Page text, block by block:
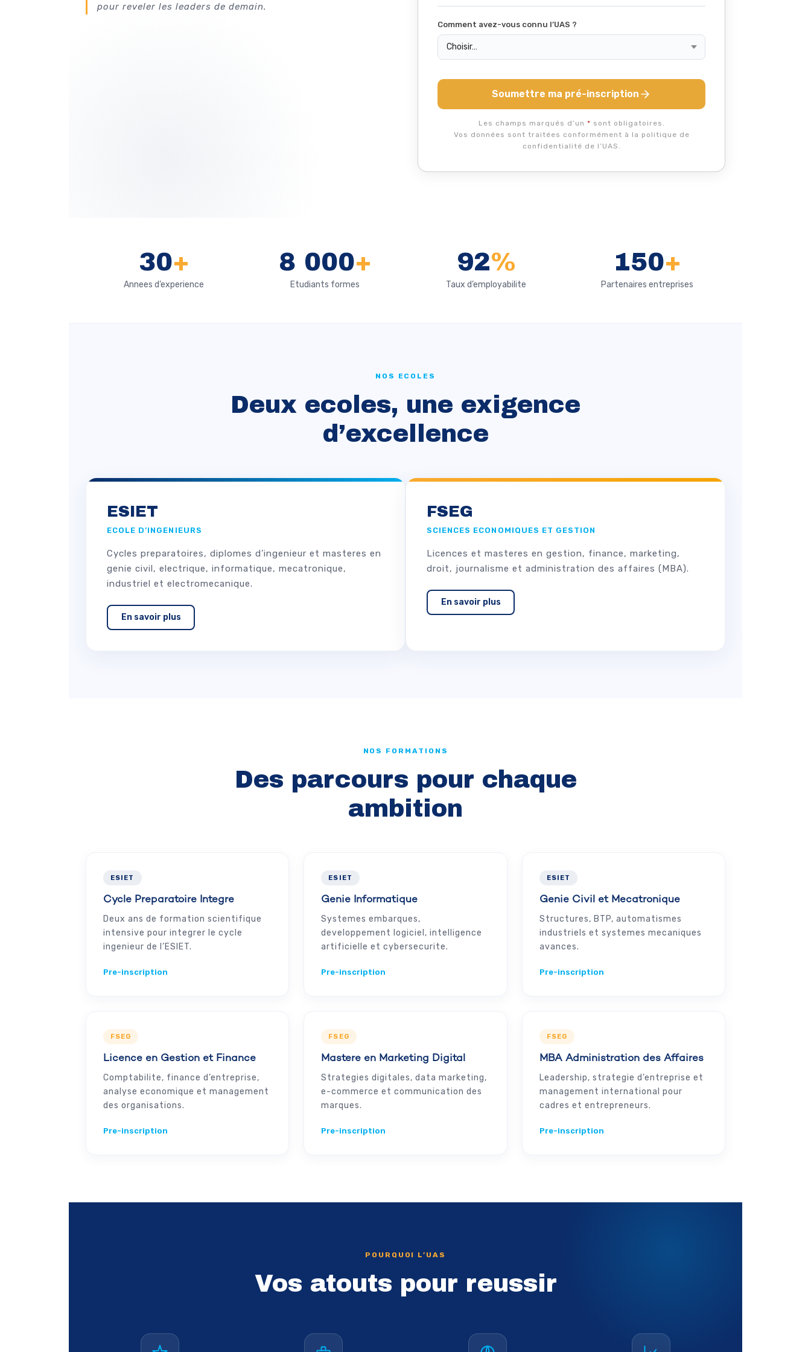
pour reveler les leaders de demain.
Comment avez-vous connu l’UAS ?
Soumettre ma pré-inscription
Les champs marqués d’un * sont obligatoires.
Vos données sont traitées conformément à la politique de
confidentialité de l’UAS.
30+
Annees d’experience
8 000+
Etudiants formes
92%
Taux d’employabilite
150+
Partenaires entreprises
NOS ECOLES
Deux ecoles, une exigence
d’excellence
ESIET
ECOLE D’INGENIEURS
Cycles preparatoires, diplomes d’ingenieur et masteres en
genie civil, electrique, informatique, mecatronique,
industriel et electromecanique.
En savoir plus
FSEG
SCIENCES ECONOMIQUES ET GESTION
Licences et masteres en gestion, finance, marketing,
droit, journalisme et administration des affaires (MBA).
En savoir plus
NOS FORMATIONS
Des parcours pour chaque
ambition
ESIET
Cycle Preparatoire Integre
Deux ans de formation scientifique
intensive pour integrer le cycle
ingenieur de l’ESIET.
Pre-inscription
ESIET
Genie Informatique
Systemes embarques,
developpement logiciel, intelligence
artificielle et cybersecurite.
Pre-inscription
ESIET
Genie Civil et Mecatronique
Structures, BTP, automatismes
industriels et systemes mecaniques
avances.
Pre-inscription
FSEG
Licence en Gestion et Finance
Comptabilite, finance d’entreprise,
analyse economique et management
des organisations.
Pre-inscription
FSEG
Mastere en Marketing Digital
Strategies digitales, data marketing,
e-commerce et communication des
marques.
Pre-inscription
FSEG
MBA Administration des Affaires
Leadership, strategie d’entreprise et
management international pour
cadres et entrepreneurs.
Pre-inscription
POURQUOI L’UAS
Vos atouts pour reussir